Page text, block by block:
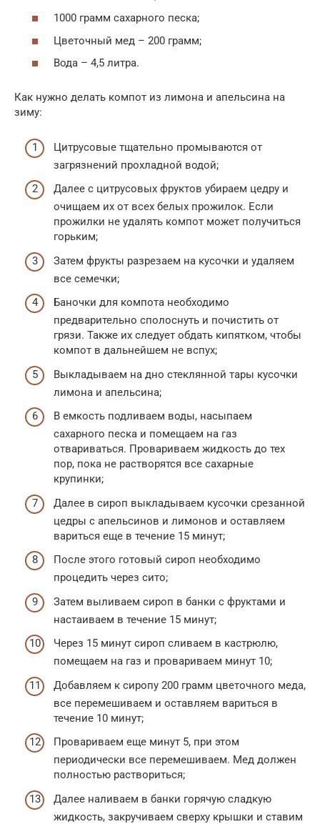
1000 грамм сахарного песка;
Цветочный мед – 200 грамм;
Вода – 4,5 литра.
Как нужно делать компот из лимона и апельсина на
зиму:
Цитрусовые тщательно промываются от
загрязнений прохладной водой;
Далее с цитрусовых фруктов убираем цедру и
очищаем их от всех белых прожилок. Если
прожилки не удалять компот может получиться
горьким;
Затем фрукты разрезаем на кусочки и удаляем
все семечки;
Баночки для компота необходимо
предварительно сполоснуть и почистить от
грязи. Также их следует обдать кипятком, чтобы
компот в дальнейшем не вспух;
Выкладываем на дно стеклянной тары кусочки
лимона и апельсина;
В емкость подливаем воды, насыпаем
сахарного песка и помещаем на газ
отвариваться. Провариваем жидкость до тех
пор, пока не растворятся все сахарные
крупинки;
Далее в сироп выкладываем кусочки срезанной
цедры с апельсинов и лимонов и оставляем
вариться еще в течение 15 минут;
После этого готовый сироп необходимо
процедить через сито;
Затем выливаем сироп в банки с фруктами и
настаиваем в течение 15 минут;
Через 15 минут сироп сливаем в кастрюлю,
помещаем на газ и провариваем минут 10;
Добавляем к сиропу 200 грамм цветочного меда,
все перемешиваем и оставляем вариться в
течение 10 минут;
Провариваем еще минут 5, при этом
периодически все перемешиваем. Мед должен
полностью раствориться;
Далее наливаем в банки горячую сладкую
жидкость, закручиваем сверху крышки и ставим